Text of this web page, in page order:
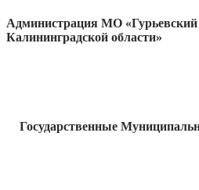
Администрация МО
Калининградской области»
Государственные